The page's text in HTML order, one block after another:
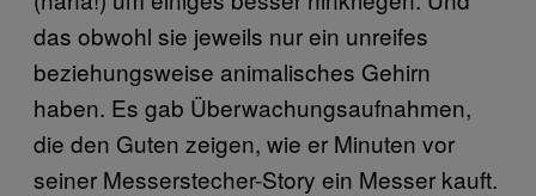
das obwohl sie jeweils nur ein unreifes
beziehungsweise animalisches Gehirn
haben. Es gab Überwachungsaufnahmen,
die den Guten zeigen, wie er Minuten vor
seiner Messerstecher-Story ein Messer kauft.